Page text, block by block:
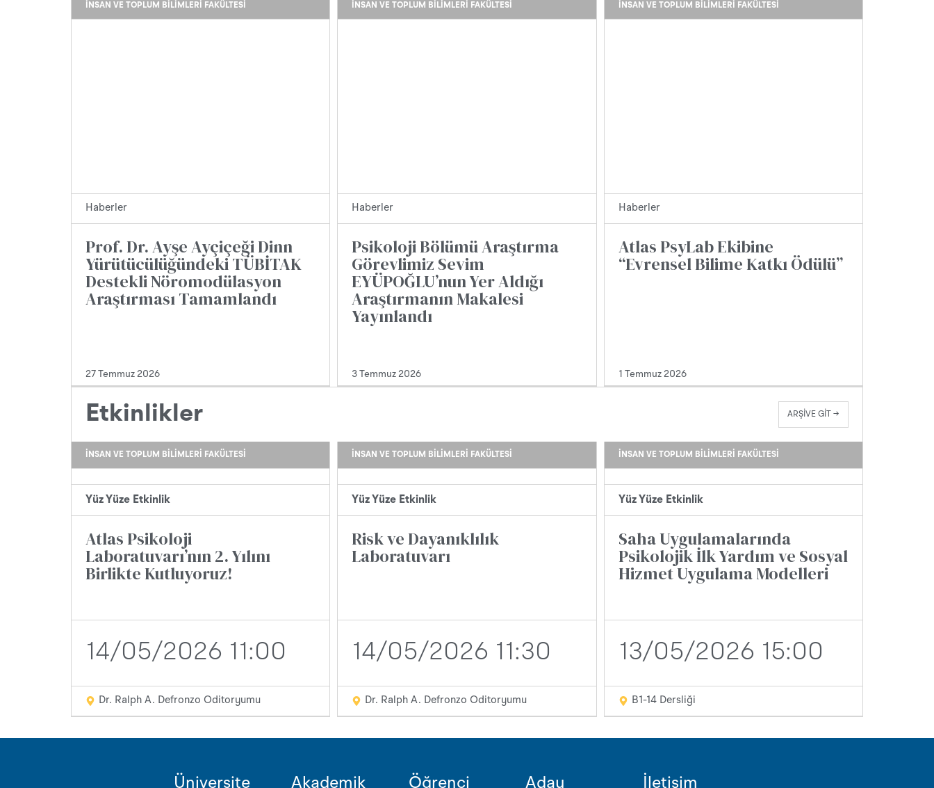
İNSAN VE TOPLUM BILIMLERI FAKÜLTESI
Haberler
Prof. Dr. Ayşe Ayçiçeği Dinn
Yürütücülüğündeki TÜBİTAK
Destekli Nöromodülasyon
Araştırması Tamamlandı
27 Temmuz 2026
İNSAN VE TOPLUM BILIMLERI FAKÜLTESI
Haberler
Psikoloji Bölümü Araştırma
Görevlimiz Sevim
EYÜPOĞLU’nun Yer Aldığı
Araştırmanın Makalesi
Yayınlandı
3 Temmuz 2026
İNSAN VE TOPLUM BILIMLERI FAKÜLTESI
Haberler
Atlas PsyLab Ekibine
“Evrensel Bilime Katkı Ödülü”
1 Temmuz 2026
Etkinlikler ARŞİVE GİT →
İNSAN VE TOPLUM BILIMLERI FAKÜLTESI
Yüz Yüze Etkinlik
Atlas Psikoloji
Laboratuvarı’nın 2. Yılını
Birlikte Kutluyoruz!
14/05/2026 11:00
Dr. Ralph A. Defronzo Oditoryumu
İNSAN VE TOPLUM BILIMLERI FAKÜLTESI
Yüz Yüze Etkinlik
Risk ve Dayanıklılık
Laboratuvarı
14/05/2026 11:30
Dr. Ralph A. Defronzo Oditoryumu
İNSAN VE TOPLUM BILIMLERI FAKÜLTESI
Yüz Yüze Etkinlik
Saha Uygulamalarında
Psikolojik İlk Yardım ve Sosyal
Hizmet Uygulama Modelleri
13/05/2026 15:00
B1-14 Dersliği
Üniversite Akademik Öğrenci Aday İletişim